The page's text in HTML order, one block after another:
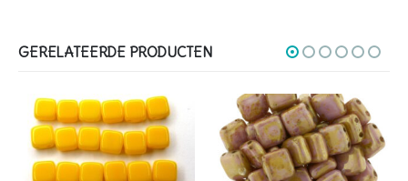
GERELATEERDE PRODUCTEN